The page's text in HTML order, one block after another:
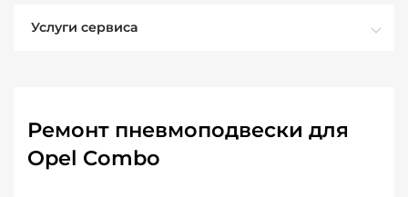
Услуги сервиса
Ремонт пневмоподвески для
Opel Combo